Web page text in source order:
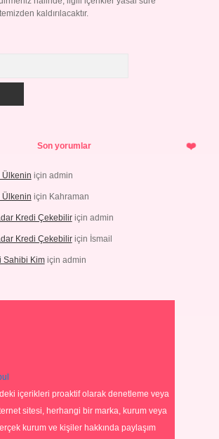
kaldırılacaktır.
Son yorumlar
Ülkenin için admin
Ülkenin için Kahraman
Kredi Çekebiliriçin admin
Kredi Çekebiliriçin İsmail
Sahibi Kimiçin admin
içerikleri proaktif olarak denetleme veya
sitesi, herhangi bir marka, kurum veya
kurum ve kişiler hakkında paylaşım